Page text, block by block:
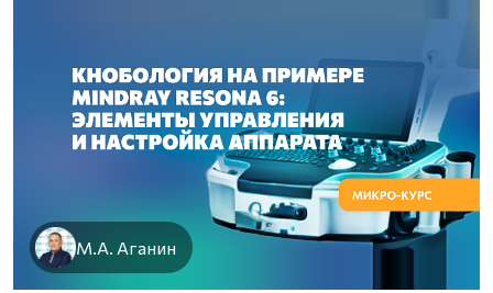
М.А. Аганин